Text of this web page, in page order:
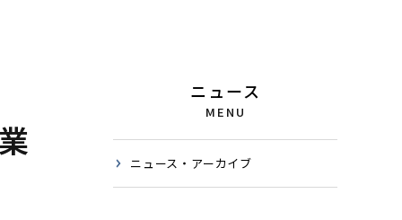
ニュース
MENU
ニュース・アーカイブ